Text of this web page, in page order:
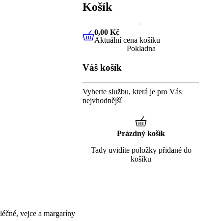
vejce a margaríny
Košík
0,00 KčAktuální cena košíku
0,00 Kč
Aktuální cena košíku
Pokladna
Váš košík
Vyberte službu, která je pro Vás
nejvhodnější
Prázdný košík
Tady uvidíte položky přidané do
košíku